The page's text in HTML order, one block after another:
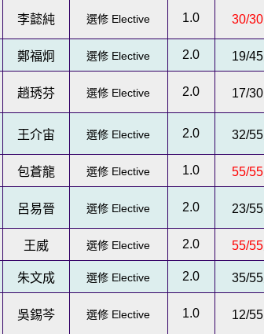
李懿純 選修 Elective 1.0 30/30
鄭福炯 選修 Elective 2.0 19/45
趙琇芬 選修 Elective 2.0 17/30
王介宙 選修 Elective 2.0 32/55
包蒼龍 選修 Elective 1.0 55/55
呂易晉 選修 Elective 2.0 23/55
王威 選修 Elective 2.0 55/55
朱文成 選修 Elective 2.0 35/55
吳錫芩 選修 Elective 1.0 12/55